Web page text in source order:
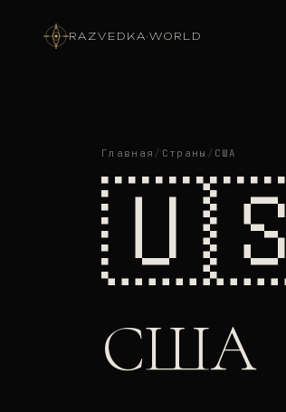
RAZVEDKA·WORLD
Главная / Страны / США
США